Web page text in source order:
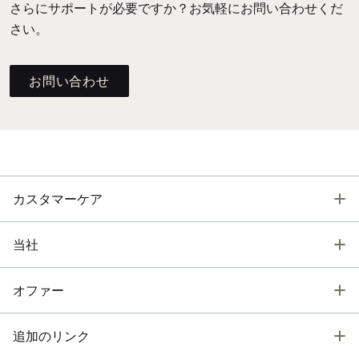
さらにサポートが必要ですか？お気軽にお問い合わせくだ
さい。
お問い合わせ
カスタマーケア
当社
オファー
追加のリンク